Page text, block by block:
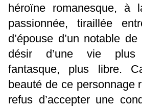
héroïne romanesque, à
passionnée, tiraillée
d’épouse d’un notable
désir d’une vie plus
fantasque, plus libre.
beauté de ce personnage
refus d’accepter une